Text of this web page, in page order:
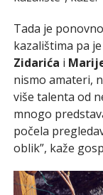
Tada je
kazalištima pa
Zidarića i
nismo amateri,
više talenta od
mnogo
počela
oblik”, kaže